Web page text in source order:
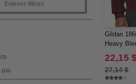
Enlever filtres
(3)
(10)
Gildan
Heavy
22,15
27,14 $